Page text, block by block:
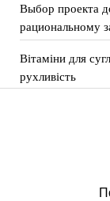
Выбор проекта
рациональному
Вітаміни для
рухливість